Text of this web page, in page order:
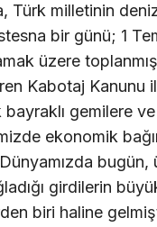
milletinin
bir günü; 1
üzere
Kabotaj Kanunu
gemilere
ekonomik
Dünyamızda
girdilerin
biri haline